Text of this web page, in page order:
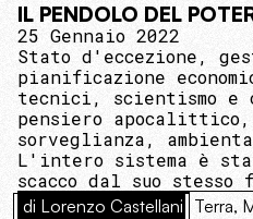
IL PENDOLO DEL
25 Gennaio 2022
Stato d'eccezione,
pianificazione
tecnici, scientismo e
pensiero
sorveglianza,
L'intero sistema è
scacco dal suo stesso
di Lorenzo Castellani Terra,